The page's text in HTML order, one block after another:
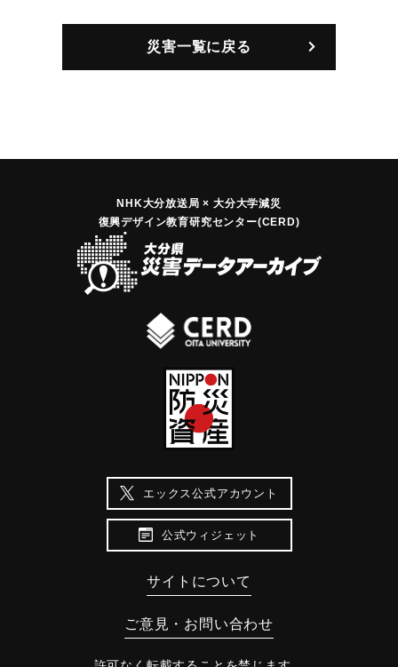
災害一覧に戻る
NHK大分放送局 × 大分大学減災
復興デザイン教育研究センター(CERD)
エックス公式アカウント
公式ウィジェット
サイトについて
ご意見・お問い合わせ